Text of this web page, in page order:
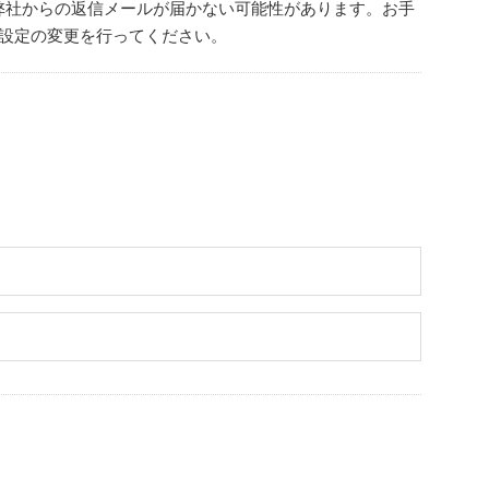
からの返信メールが届かない可能性があります。お手
定の変更を行ってください。